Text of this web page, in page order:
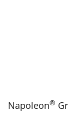
Napoleon®